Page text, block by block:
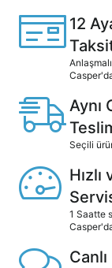
12
Aynı
Seçili
1 Saatte